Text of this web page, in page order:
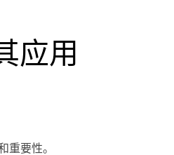
应用
重要性。